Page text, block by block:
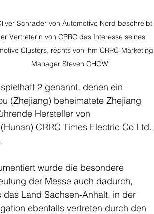
Schrader von Automotive Nord beschreibt
Vertreterin von CRRC das Interesse seines
Clusters, rechts von ihm CRRC-Marketing
Manager Steven CHOW
2 genannt, denen ein
(Zhejiang) beheimatete Zhejiang
Hersteller von
CRRC Times Electric Co Ltd.,
wurde die besondere
der Messe auch dadurch,
das Land Sachsen-Anhalt, in der
ebenfalls vertreten durch den